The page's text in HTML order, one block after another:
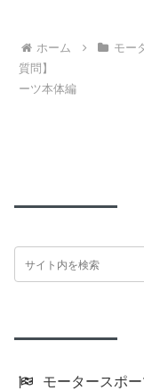
ホーム モー
質問】 スー
ーツ本体編
モータースポ